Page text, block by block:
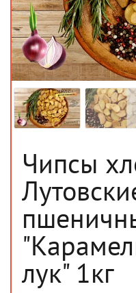
Чипсы
лук" 1кг